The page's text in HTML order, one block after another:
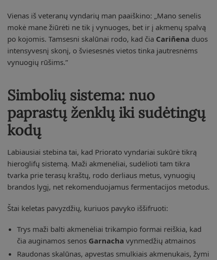
Vienas iš veteranų vyndarių man paaiškino: „Mano senelis
mokė mane žiūrėti ne tik į vynuoges, bet ir į akmenų spalvą
po kojomis. Tamsesni skalūnai rodo, kad čia Cariñena duos
intensyvesnį skonį, o šviesesnės vietos tinka jautresnėms
vynuogių rūšims.”
Simbolių sistema: nuo
paprastų ženklų iki sudėtingų
kodų
Labiausiai stebina tai, kad Priorato vyndariai sukūrė tikrą
hieroglifų sistemą. Maži akmenėliai, sudėlioti tam tikra
tvarka prie terasų kraštų, rodo derliaus metus, vynuogių
brandos lygį, net rekomenduojamus fermentacijos metodus.
Štai keletas pavyzdžių, kuriuos pavyko iššifruoti:
Trys maži balti akmenėliai trikampio formai reiškia, kad
čia auginamos senos Garnacha vynmedžių atmainos
Raudonas skalūnas, apvestas smulkiais akmenukais, žymi